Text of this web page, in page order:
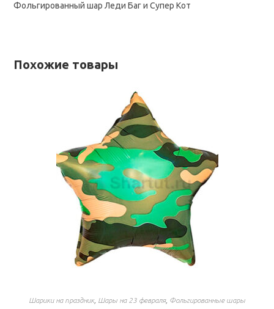
Фольгированный шар Леди Баг и Супер Кот
Похожие товары
Шарики на праздник, Шары на 23 февраля, Фольгированные шары